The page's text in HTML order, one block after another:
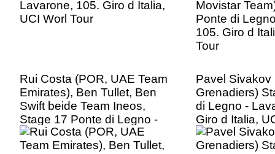
Rui Costa (POR, UAE Team
Emirates), Ben Tullet, Ben
Swift beide Team Ineos,
Stage 17 Ponte di Legno -
Lavarone, 105. Giro d Italia,
UCI Worl Tour
Pavel Sivakov
Grenadiers)
di Legno -
Giro d Italia,